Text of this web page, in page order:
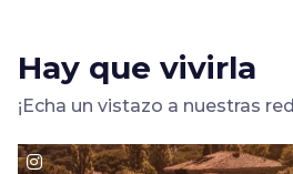
Hay que vivirla
¡Echa un vistazo a nuestras